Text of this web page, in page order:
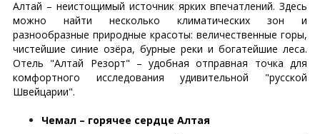
Алтай – неистощимый источник ярких впечатлений. Здесь
можно найти несколько климатических зон и
разнообразные природные красоты: величественные горы,
чистейшие синие озёра, бурные реки и богатейшие леса.
Отель "Алтай Резорт" – удобная отправная точка для
комфортного исследования удивительной "русской
Швейцарии".
Чемал – горячее сердце Алтая